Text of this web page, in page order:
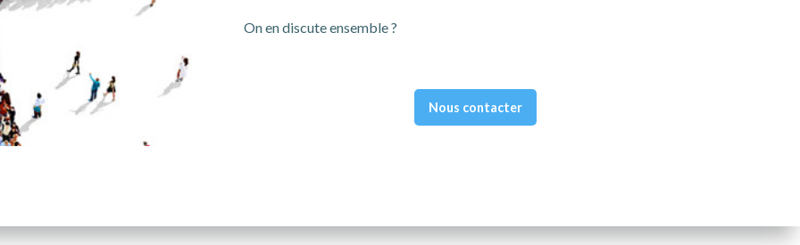
On en discute ensemble ?
Nous contacter